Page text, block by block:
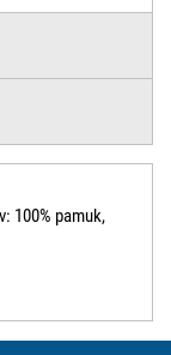
100% pamuk,